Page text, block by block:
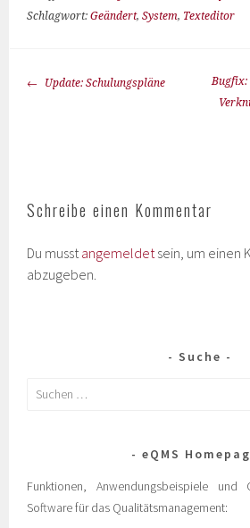
Schlagwort:Geändert,System, Texteditor
Update: Schulungspläne
Bugfix:
Schreibe einen Kommentar
Du musst angemeldet sein, um einen
abzugeben.
Suche
eQMS
Funktionen, Anwendungsbeispiele und
Software für das Qualitätsmanagement: